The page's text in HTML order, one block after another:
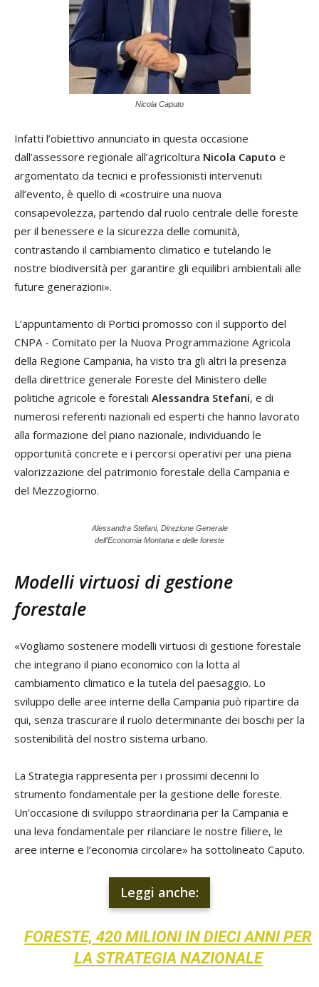
Nicola Caputo
Infatti l’obiettivo annunciato in questa occasione
dall’assessore regionale all’agricoltura Nicola Caputo e
argomentato da tecnici e professionisti intervenuti
all’evento, è quello di «costruire una nuova
consapevolezza, partendo dal ruolo centrale delle foreste
per il benessere e la sicurezza delle comunità,
contrastando il cambiamento climatico e tutelando le
nostre biodiversità per garantire gli equilibri ambientali alle
future generazioni».
L’appuntamento di Portici promosso con il supporto del
CNPA - Comitato per la Nuova Programmazione Agricola
della Regione Campania, ha visto tra gli altri la presenza
della direttrice generale Foreste del Ministero delle
politiche agricole e forestali Alessandra Stefani, e di
numerosi referenti nazionali ed esperti che hanno lavorato
alla formazione del piano nazionale, individuando le
opportunità concrete e i percorsi operativi per una piena
valorizzazione del patrimonio forestale della Campania e
del Mezzogiorno.
Alessandra Stefani, Direzione Generale
dell’Economia Montana e delle foreste
Modelli virtuosi di gestione
forestale
«Vogliamo sostenere modelli virtuosi di gestione forestale
che integrano il piano economico con la lotta al
cambiamento climatico e la tutela del paesaggio. Lo
sviluppo delle aree interne della Campania può ripartire da
qui, senza trascurare il ruolo determinante dei boschi per la
sostenibilità del nostro sistema urbano.
La Strategia rappresenta per i prossimi decenni lo
strumento fondamentale per la gestione delle foreste.
Un’occasione di sviluppo straordinaria per la Campania e
una leva fondamentale per rilanciare le nostre filiere, le
aree interne e l’economia circolare» ha sottolineato Caputo.
Leggi anche:
FORESTE, 420 MILIONI IN DIECI ANNI PER
LA STRATEGIA NAZIONALE